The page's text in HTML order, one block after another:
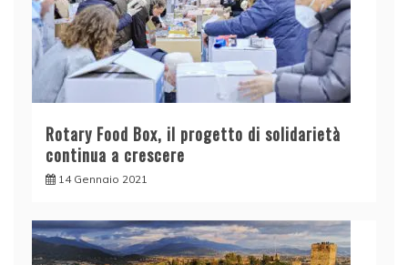
Rotary Food Box, il progetto di solidarietà
continua a crescere
14 Gennaio 2021